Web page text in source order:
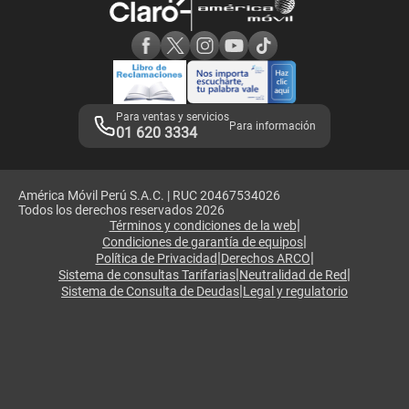
Adquirientes iPhone 6, 6S y SE
Mensaje de Seguridad
Términos y Condiciones de Tienda Claro
Libro de Reclamaciones
Legales de marketplace
Para ventas y servicios
01 620 3334 Para información
América Móvil Perú S.A.C. | RUC 20467534026
Todos los derechos reservados 2026
Términos y condiciones de la web|
Condiciones de garantía de equipos|
Política de Privacidad|Derechos ARCO|
Sistema de consultas Tarifarias|Neutralidad de Red|
Sistema de Consulta de Deudas|Legal y regulatorio